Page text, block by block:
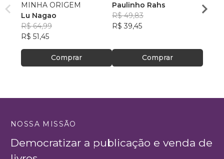
MINHA ORIGEM
Lu Nagao
R$ 64,99
R$ 51,45
Comprar
Paulinho Rahs
R$ 49,83
R$ 39,45
Comprar
em
NOSSA MISSÃO
Democratizar a publicação e venda de